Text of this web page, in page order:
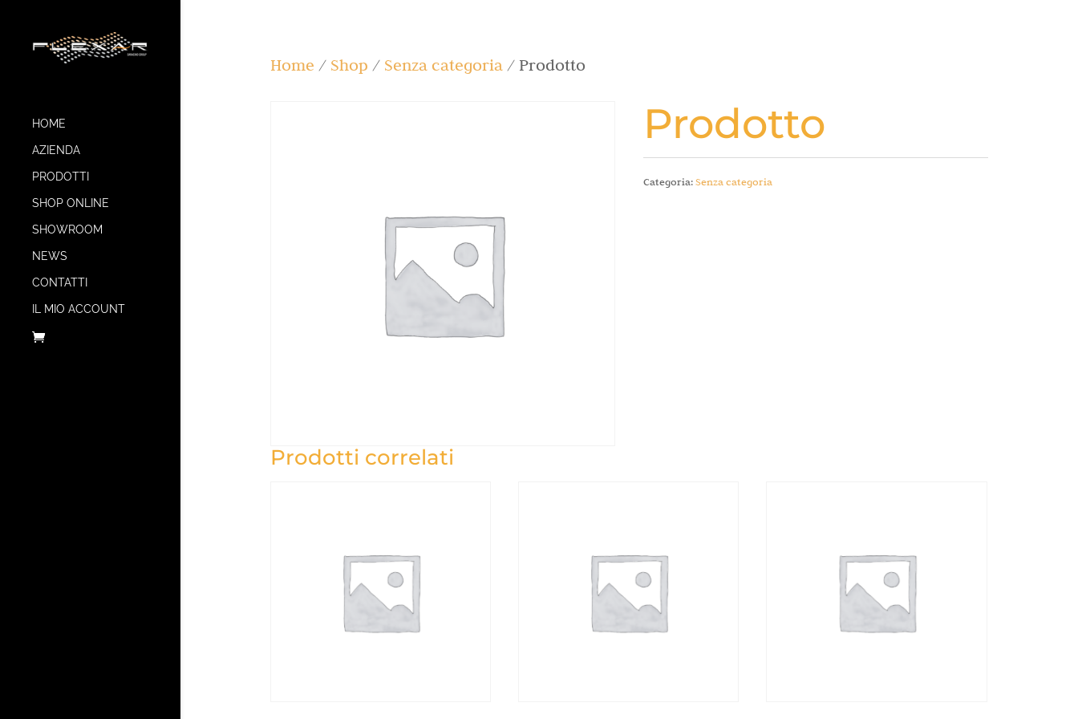
HOME
AZIENDA
PRODOTTI
SHOP ONLINE
SHOWROOM
NEWS
CONTATTI
IL MIO ACCOUNT
Home / Shop / Senza categoria/ Prodotto
Prodotto
Categoria:Senza categoria
Prodotti correlati